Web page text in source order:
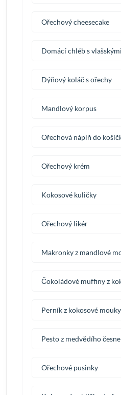
Ořechový cheesecake
Domácí chléb s
Dýňový koláč s ořechy
Mandlový korpus
Ořechová náplň do
Ořechový krém
Kokosové kuličky
Ořechový likér
Makronky z mandlové
Čokoládové muffiny z
Perník z kokosové mouky
Pesto z medvědího
Ořechové pusinky